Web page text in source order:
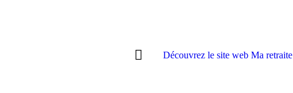
Découvrez le site web Ma retraite